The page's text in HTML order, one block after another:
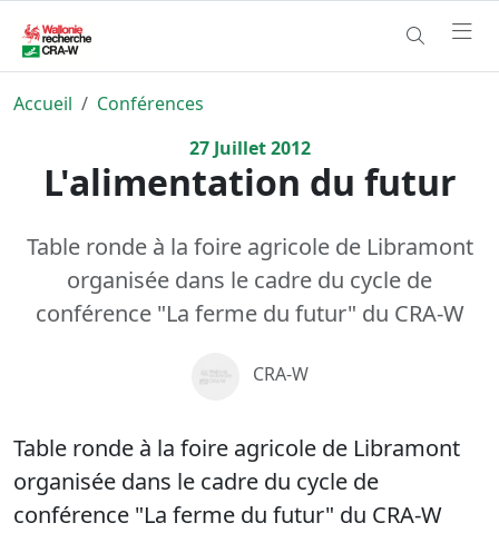
Accueil
Conférences
27Juillet2012
L'alimentation du futur
Table ronde à la foire agricole de Libramont
organisée dans le cadre du cycle de
conférence "La ferme du futur" du CRA-W
CRA-W
Table ronde à la foire agricole de Libramont
organisée dans le cadre du cycle de
conférence "La ferme du futur" du CRA-W